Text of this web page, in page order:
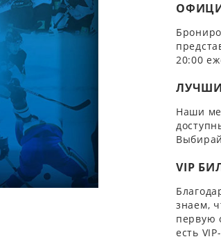
20:00
Наши
VIP
знаем,
первую
есть